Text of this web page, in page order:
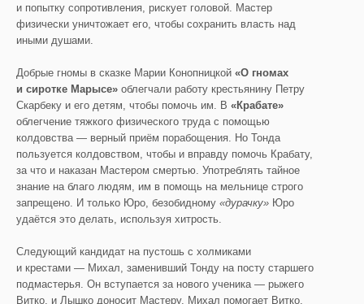
и попытку сопротивления, рискует головой. Мастер
физически уничтожает его, чтобы сохранить власть над
иными душами.
Добрые гномы в сказке Марии Конопницкой «О гномах
и сиротке Марысе» облегчали работу крестьянину Петру
Скарбеку и его детям, чтобы помочь им. В «Крабате»
облегчение тяжкого физического труда с помощью
колдовства — верный приём порабощения. Но Тонда
пользуется колдовством, чтобы и вправду помочь Крабату,
за что и наказан Мастером смертью. Употреблять тайное
знание на благо людям, им в помощь на мельнице строго
запрещено. И только Юро, безобидному «дурачку» Юро
удаётся это делать, используя хитрость.
Следующий кандидат на пустошь с холмиками
и крестами — Михал, заменивший Тонду на посту старшего
подмастерья. Он вступается за нового ученика — рыжего
Витко, и Лышко доносит Мастеру. Михал помогает Витко,